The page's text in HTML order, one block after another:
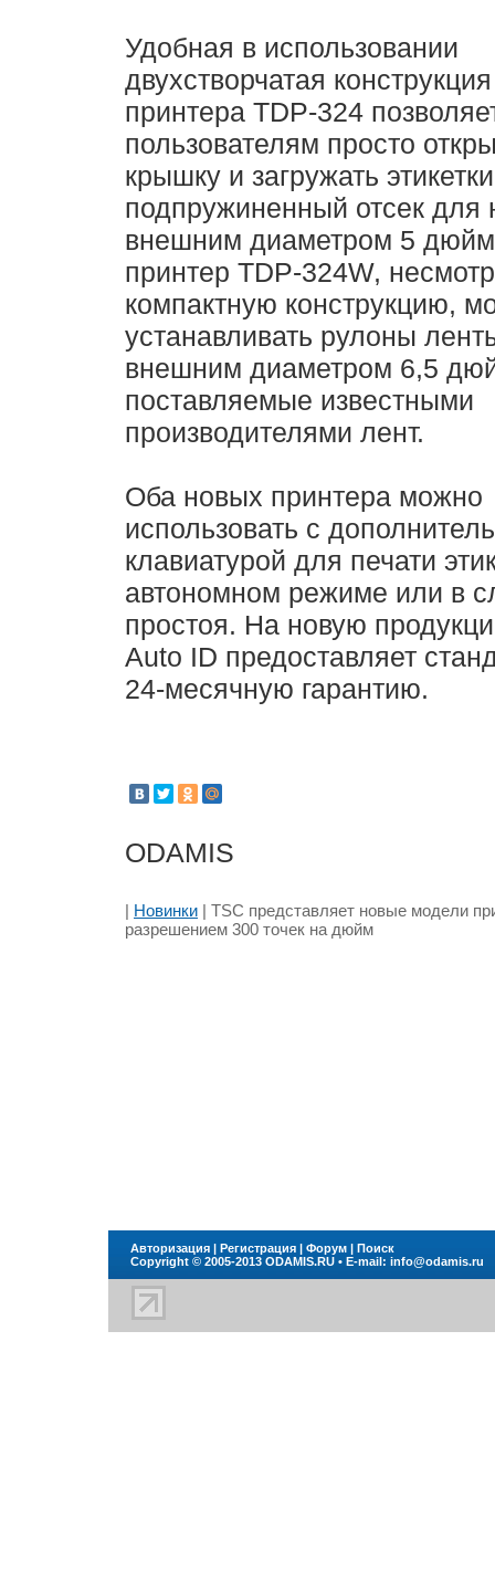
Удобная в использовании
двухстворчатая конструкция
принтера TDP-324
пользователям просто
крышку и загружать
подпружиненный отсек для
внешним диаметром 5
принтер TDP-324W,
компактную конструкцию,
устанавливать рулоны
внешним диаметром 6,5
поставляемые известными
производителями лент.
Оба новых принтера можно
использовать с
клавиатурой для печати
автономном режиме или в
простоя. На новую
Auto ID предоставляет
24-месячную гарантию.
ODAMIS
| Новинки | TSC представляет новые модели
разрешением 300 точек на дюйм
Авторизация | Регистрация | Форум | Поиск
Copyright © 2005-2013 ODAMIS.RU • E-mail: info@odamis.ru